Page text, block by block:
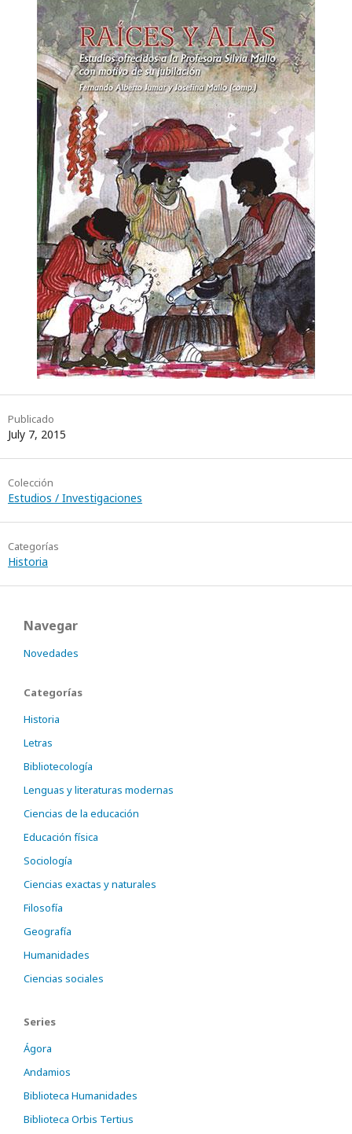
Publicado
July 7, 2015
Colección
Estudios / Investigaciones
Categorías
Historia
Navegar
Novedades
Categorías
Historia
Letras
Bibliotecología
Lenguas y literaturas modernas
Ciencias de la educación
Educación física
Sociología
Ciencias exactas y naturales
Filosofía
Geografía
Humanidades
Ciencias sociales
Series
Ágora
Andamios
Biblioteca Humanidades
Biblioteca Orbis Tertius